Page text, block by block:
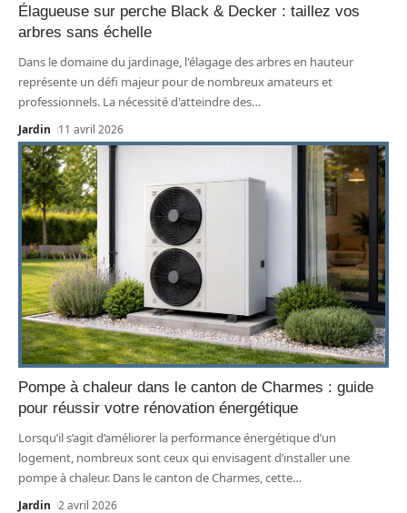
Élagueuse sur perche Black & Decker : taillez vos
arbres sans échelle
Dans le domaine du jardinage, l'élagage des arbres en hauteur
représente un défi majeur pour de nombreux amateurs et
professionnels. La nécessité d'atteindre des…
Jardin 11 avril 2026
Pompe à chaleur dans le canton de Charmes : guide
pour réussir votre rénovation énergétique
Lorsqu’il s’agit d’améliorer la performance énergétique d’un
logement, nombreux sont ceux qui envisagent d’installer une
pompe à chaleur. Dans le canton de Charmes, cette…
Jardin 2 avril 2026